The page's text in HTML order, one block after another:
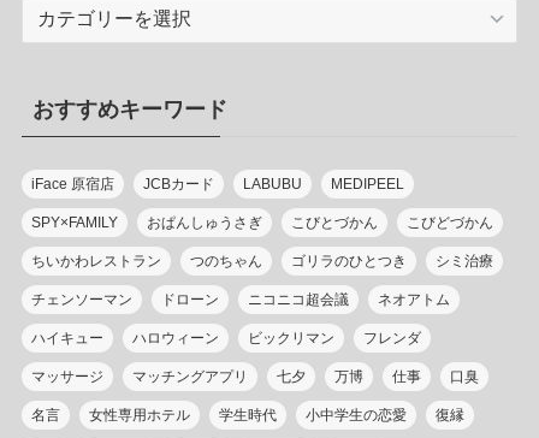
リ
ー
おすすめキーワード
iFace 原宿店 JCBカード LABUBU MEDIPEEL
SPY×FAMILY おぱんしゅうさぎ こびとづかん こびどづかん
ちいかわレストラン つのちゃん ゴリラのひとつき シミ治療
チェンソーマン ドローン ニコニコ超会議 ネオアトム
ハイキュー ハロウィーン ビックリマン フレンダ
マッサージ マッチングアプリ 七夕 万博 仕事 口臭
名言 女性専用ホテル 学生時代 小中学生の恋愛 復縁